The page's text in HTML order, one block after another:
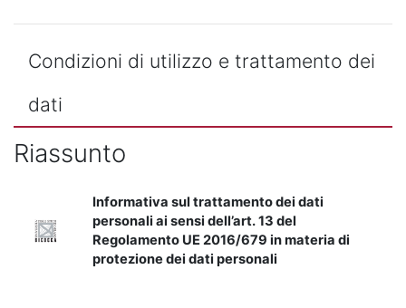
Condizioni di utilizzo e trattamento dei
dati
Riassunto
Informativa sul trattamento dei dati
personali ai sensi dell’art. 13 del
Regolamento UE 2016/679 in materia di
protezione dei dati personali